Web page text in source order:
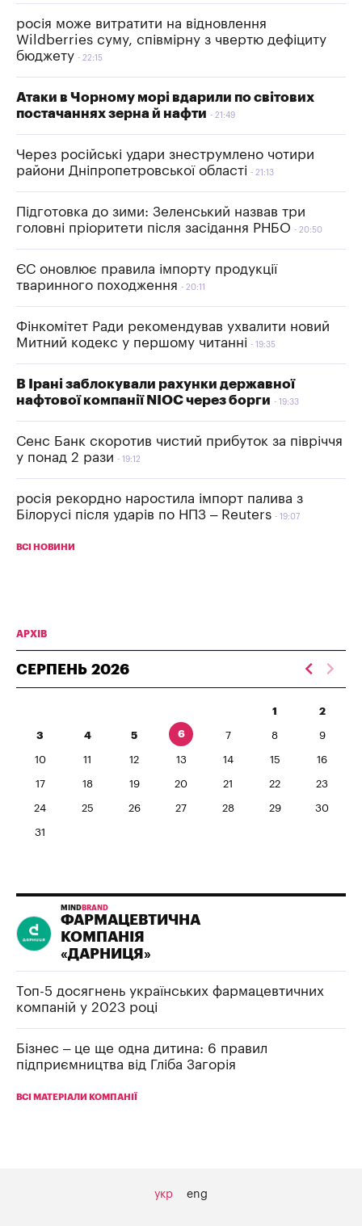
росія може витратити на відновлення
Wildberries суму, співмірну з чвертю дефіциту
бюджету
22:15
Атаки в Чорному морі вдарили по світових
постачаннях зерна й нафти
21:49
Через російські удари знеструмлено чотири
райони Дніпропетровської області
21:13
Підготовка до зими: Зеленський назвав три
головні пріоритети після засідання РНБО
20:50
ЄС оновлює правила імпорту продукції
тваринного походження
20:11
Фінкомітет Ради рекомендував ухвалити новий
Митний кодекс у першому читанні
19:35
В Ірані заблокували рахунки державної
нафтової компанії NIOC через борги
19:33
Сенс Банк скоротив чистий прибуток за півріччя
у понад 2 рази
19:12
росія рекордно наростила імпорт палива з
Білорусі після ударів по НПЗ – Reuters
19:07
ВСІ НОВИНИ
АРХІВ
СЕРПЕНЬ 2026
1 2
3 4 5 6 7 8 9
10 11 12 13 14 15 16
17 18 19 20 21 22 23
24 25 26 27 28 29 30
31
MIND BRAND
ФАРМАЦЕВТИЧНА
КОМПАНІЯ
«ДАРНИЦЯ»
Топ-5 досягнень українських фармацевтичних
компаній у 2023 році
Бізнес – це ще одна дитина: 6 правил
підприємництва від Гліба Загорія
ВСІ МАТЕРІАЛИ КОМПАНІЇ
укр eng